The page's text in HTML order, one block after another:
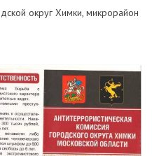
округ Химки, микрорайон